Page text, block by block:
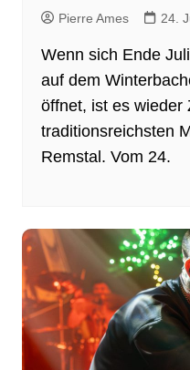
Pierre Ames 24.
Wenn sich Ende
auf dem
öffnet, ist es wieder
traditionsreichsten
Remstal. Vom 24.